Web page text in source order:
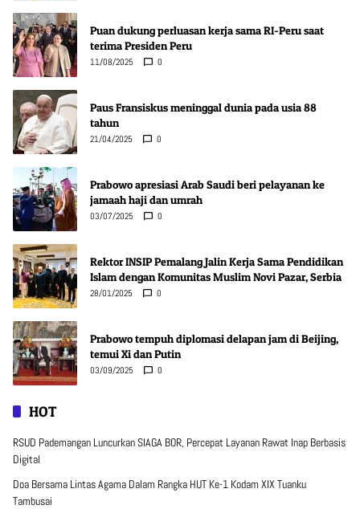
Puan dukung perluasan kerja sama RI-Peru saat
terima Presiden Peru
11/08/2025 0
Paus Fransiskus meninggal dunia pada usia 88
tahun
21/04/2025 0
Prabowo apresiasi Arab Saudi beri pelayanan ke
jamaah haji dan umrah
03/07/2025 0
Rektor INSIP Pemalang Jalin Kerja Sama Pendidikan
Islam dengan Komunitas Muslim Novi Pazar, Serbia
28/01/2025 0
Prabowo tempuh diplomasi delapan jam di Beijing,
temui Xi dan Putin
03/09/2025 0
HOT
RSUD Pademangan Luncurkan SIAGA BOR, Percepat Layanan Rawat Inap Berbasis
Digital
Doa Bersama Lintas Agama Dalam Rangka HUT Ke-1 Kodam XIX Tuanku
Tambusai